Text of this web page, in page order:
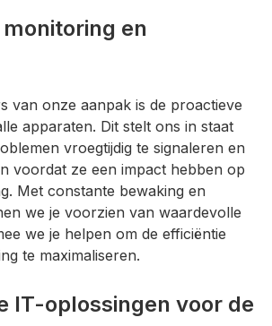
en
van onze aanpak is de proactieve
apparaten. Dit stelt ons in staat
vroegtijdig te signaleren en
voordat ze een impact hebben op
Met constante bewaking en
we je voorzien van waardevolle
we je helpen om de efficiëntie
te maximaliseren.
IT-oplossingen voor de